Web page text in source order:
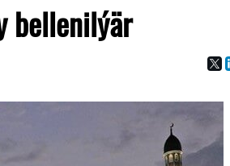
bellenilýär